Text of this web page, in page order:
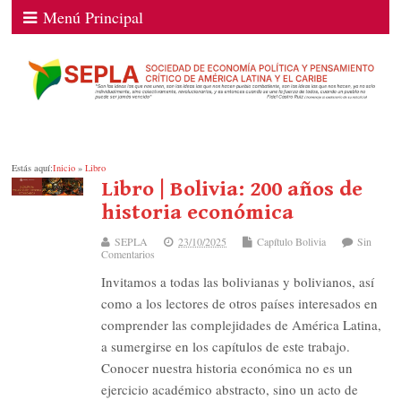
Menú Principal
Estás aquí:Inicio »Libro
Libro | Bolivia: 200 años de
historia económica
SEPLA 23/10/2025 Capítulo Bolivia
Sin
Comentarios
Invitamos a todas las bolivianas y bolivianos, así
como a los lectores de otros países interesados en
comprender las complejidades de América Latina,
a sumergirse en los capítulos de este trabajo.
Conocer nuestra historia económica no es un
ejercicio académico abstracto, sino un acto de